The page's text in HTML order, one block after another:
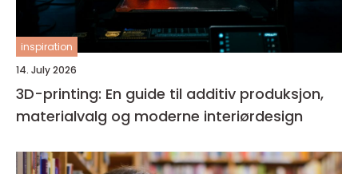
inspiration
14. July 2026
3D-printing: En guide til additiv produksjon,
materialvalg og moderne interiørdesign